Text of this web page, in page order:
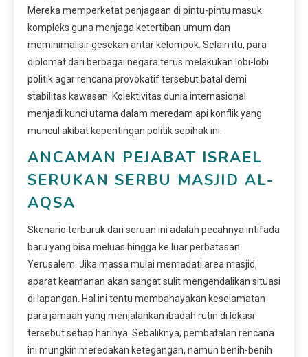
Mereka memperketat penjagaan di pintu-pintu masuk
kompleks guna menjaga ketertiban umum dan
meminimalisir gesekan antar kelompok. Selain itu, para
diplomat dari berbagai negara terus melakukan lobi-lobi
politik agar rencana provokatif tersebut batal demi
stabilitas kawasan. Kolektivitas dunia internasional
menjadi kunci utama dalam meredam api konflik yang
muncul akibat kepentingan politik sepihak ini.
ANCAMAN PEJABAT ISRAEL
SERUKAN SERBU MASJID AL-
AQSA
Skenario terburuk dari seruan ini adalah pecahnya intifada
baru yang bisa meluas hingga ke luar perbatasan
Yerusalem. Jika massa mulai memadati area masjid,
aparat keamanan akan sangat sulit mengendalikan situasi
di lapangan. Hal ini tentu membahayakan keselamatan
para jamaah yang menjalankan ibadah rutin di lokasi
tersebut setiap harinya. Sebaliknya, pembatalan rencana
ini mungkin meredakan ketegangan, namun benih-benih